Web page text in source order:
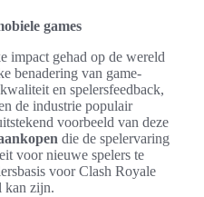
games
impact gehad op de wereld
benadering van game-
en spelersfeedback,
de industrie populair
voorbeeld van deze
die de spelervaring
voor nieuwe spelers te
voor Clash Royale
kan zijn.